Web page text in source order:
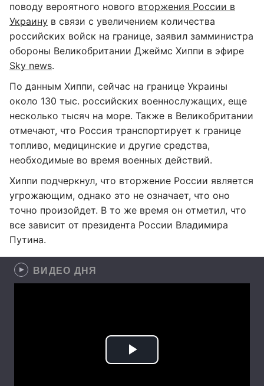
поводу вероятного нового вторжения России в
Украину в связи с увеличением количества
российских войск на границе, заявил замминистра
обороны Великобритании Джеймс Хиппи в эфире
Sky news.
По данным Хиппи, сейчас на границе Украины
около 130 тыс. российских военнослужащих, еще
несколько тысяч на море. Также в Великобритании
отмечают, что Россия транспортирует к границе
топливо, медицинские и другие средства,
необходимые во время военных действий.
Хиппи подчеркнул, что вторжение России является
угрожающим, однако это не означает, что оно
точно произойдет. В то же время он отметил, что
все зависит от президента России Владимира
Путина.
ВИДЕО ДНЯ